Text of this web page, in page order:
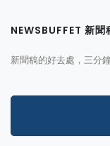
NEWSBUFFET 新聞
新聞稿的好去處，三分